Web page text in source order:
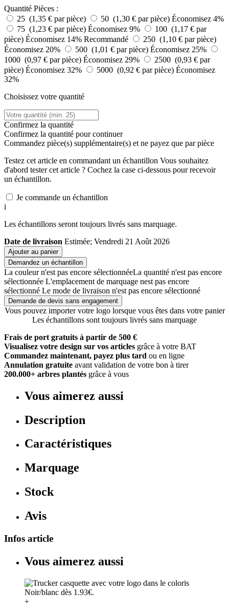
Quantité Pièces :
25 (1,35 € par pièce)
50 (1,30 € par pièce) Économisez 4%
75 (1,23 € par pièce) Économisez 9%
100 (1,17 € par
pièce) Économisez 14% Recommandé
250 (1,10 € par pièce)
Économisez 20%
500 (1,01 € par pièce) Économisez 25%
1000 (0,97 € par pièce) Économisez 29%
2500 (0,93 € par
pièce) Économisez 32% 5000 (0,92 € par pièce) Économisez
32%
Choisissez votre quantité
Confirmez la quantité
Confirmez la quantité pour continuer
Commandez pièce(s) supplémentaire(s) et ne payez que par pièce
Testez cet article en commandant un échantillon Vous souhaitez
d'abord tester cet article ? Cochez la case ci-dessous pour recevoir
un échantillon.
Je commande un échantillon
i
Les échantillons seront toujours livrés sans marquage.
Date de livraison Estimée; Vendredi 21 Août 2026
Ajouter au panier
Demandez un échantillon
La couleur n'est pas encore sélectionnéeLa quantité n'est pas encore
sélectionnée L'emplacement de marquage nest pas encore
sélectionné Le mode de livraison n'est pas encore sélectionné
Demande de devis sans engagement
Vous pouvez importer votre logo lorsque vous êtes dans votre panier
Les échantillons sont toujours livrés sans marquage
Frais de port gratuits à partir de 500 €
Visualisez votre design sur vos articles grâce à votre BAT
Commandez maintenant, payez plus tard ou en ligne
Annulation gratuite avant validation de votre bon à tirer
200.000+ arbres plantés grâce à vous
Vous aimerez aussi
Description
Caractéristiques
Marquage
Stock
Avis
Infos article
Vous aimerez aussi
+